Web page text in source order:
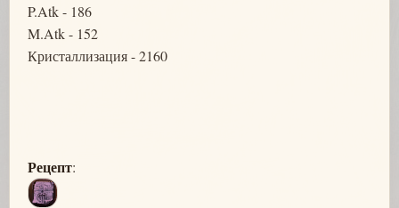
P.Atk - 186
M.Atk - 152
Кристаллизация - 2160
Рецепт: